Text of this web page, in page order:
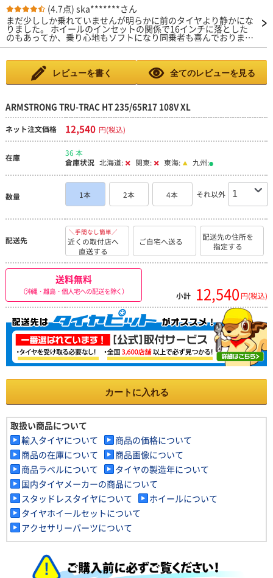
(4.7点) ska*******さん
まだ少ししか乗れていませんが明らかに前のタイヤより静かにな
りました。 ホイールのインセットの関係で16インチに落とした
のもあってか、乗り心地もソフトになり同乗者も喜んでおりま
す。 また以前は路面の微妙な轍にハンドルを取られヒヤリとす
りました。 今後は高速道路、雨天時でのドライブ旅行も安心し
て楽しめると思います。
レビューを書く 全てのレビューを見る
ARMSTRONG TRU-TRAC HT 235/65R17 108V XL
ネット注文価格 12,540 円(税込)
在庫
36 本
倉庫状況 北海道: 関東: 東海: 九州:
数量 1本 2本 4本 それ以外
配送先
＼手間なし簡単／
近くの取付店へ
直送する
ご自宅へ送る
配送先の住所を
指定する
送料無料
（沖縄・離島・個人宅への配送を除く） 小計 12,540 円(税込)
カートに入れる
取扱い商品について
輸入タイヤについて
商品の価格について
商品の在庫について
商品画像について
商品ラベルについて
タイヤの製造年について
国内タイヤメーカーの商品について
スタッドレスタイヤについて
ホイールについて
タイヤホイールセットについて
アクセサリーパーツについて